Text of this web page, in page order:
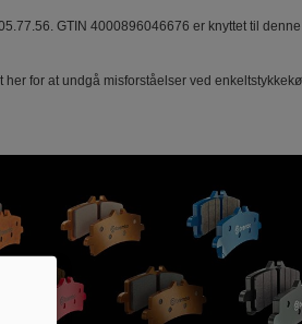
GTIN 4000896046676 er knyttet til
for at undgå misforståelser ved